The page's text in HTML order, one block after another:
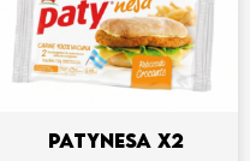
PATYNESA X2